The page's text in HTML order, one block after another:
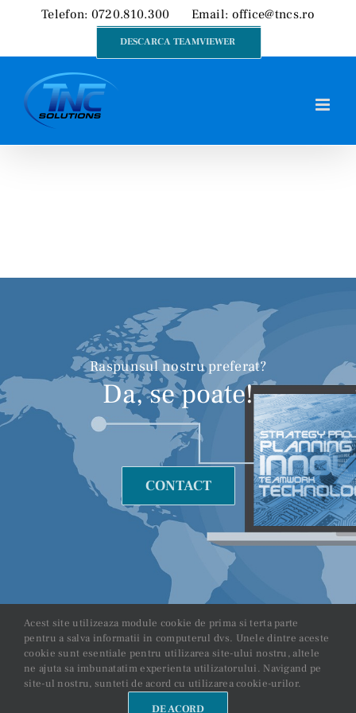
content
Telefon: 0720.810.300 Email: office@tncs.ro
DESCARCA TEAMVIEWER
Raspunsul nostru preferat?
Da, se poate!
CONTACT
©2026 TNC
Solutions | Toate
Acest site utilizeaza module cookie de prima si terta parte
pentru a salva informatii in computerul dvs. Unele dintre aceste
cookie sunt esentiale pentru utilizarea site-ului nostru, altele
ne ajuta sa imbunatatim experienta utilizatorului. Navigand pe
site-ul nostru, sunteti de acord cu utilizarea cookie-urilor.
DE ACORD